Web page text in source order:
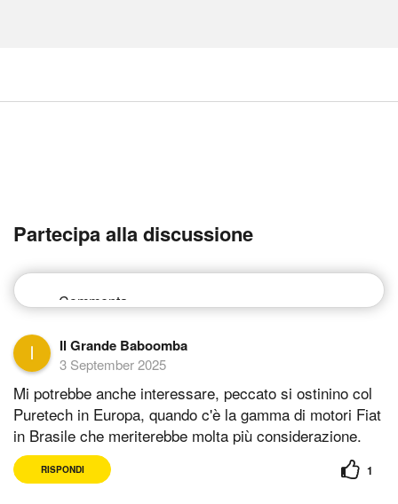
Partecipa alla discussione
Il Grande Baboomba
3 September 2025
Mi potrebbe anche interessare, peccato si ostinino col
Puretech in Europa, quando c'è la gamma di motori Fiat
in Brasile che meriterebbe molta più considerazione.
RISPONDI 1